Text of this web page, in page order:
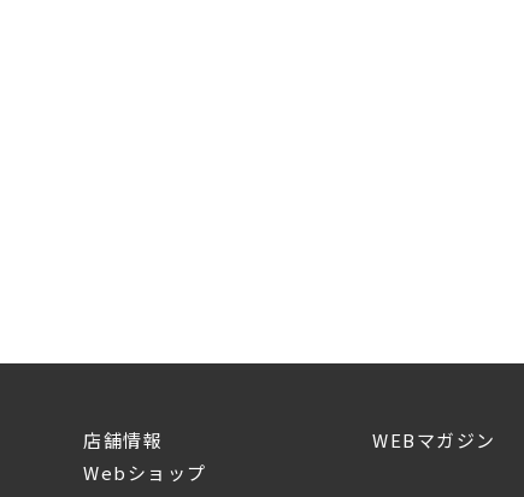
店舗情報
Webショップ
WEBマガジン